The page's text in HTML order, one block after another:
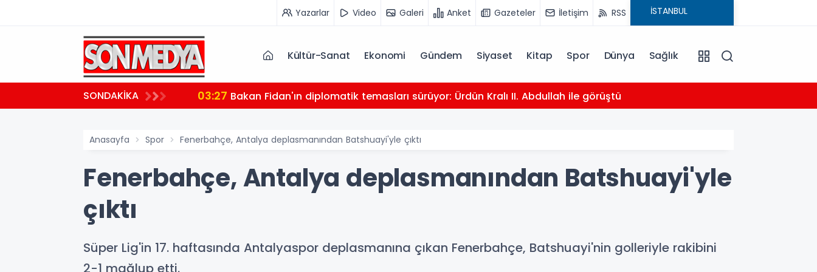
Yazarlar Video Galeri Anket Gazeteler İletişim RSS
Kültür-Sanat Ekonomi Gündem Siyaset Kitap Spor Dünya Sağlık
SONDAKİKA 03:27 Bakan Fidan'ın diplomatik temasları sürüyor: Ürdün Kralı II. Abdullah ile görüştü
Anasayfa Spor Fenerbahçe, Antalya deplasmanından Batshuayi'yle çıktı
Fenerbahçe, Antalya deplasmanından Batshuayi'yle
çıktı
Süper Lig'in 17. haftasında Antalyaspor deplasmanına çıkan Fenerbahçe, Batshuayi'nin golleriyle rakibini
2-1 mağlup etti.